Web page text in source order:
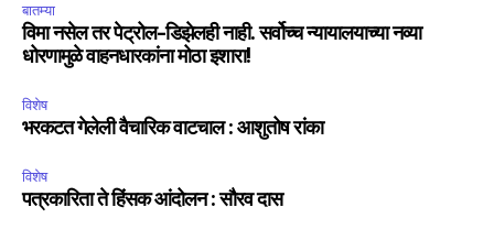
बातम्या
विमा नसेल तर पेट्रोल-डिझेलही नाही. सर्वोच्च न्यायालयाच्या नव्या
धोरणामुळे वाहनधारकांना मोठा इशारा!
विशेष
भरकटत गेलेली वैचारिक वाटचाल : आशुतोष रांका
विशेष
पत्रकारिता ते हिंसक आंदोलन : सौरव दास